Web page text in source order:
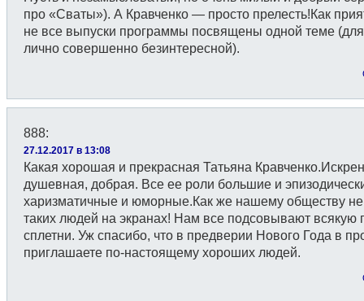
про «Сваты»). А Кравченко — просто прелесть!Как
не все выпуски программы посвящены одной теме
лично совершенно безинтересной).
888:
27.12.2017 в 13:08
Какая хорошая и прекрасная Татьяна
душевная, добрая. Все ее роли большие и
харизматичные и юморные.Как же нашему обществу не
таких людей на экранах! Нам все подсовывают всякую
сплетни. Уж спасибо, что в предверии Нового Года в
приглашаете по-настоящему хороших людей.